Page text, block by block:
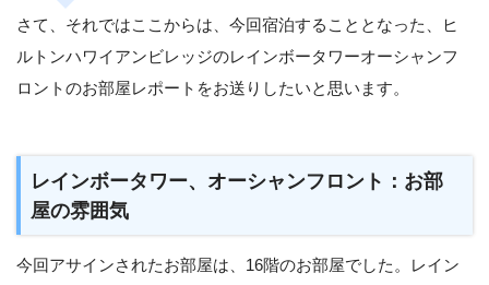
さて、それではここからは、今回宿泊することとなった、ヒ
ルトンハワイアンビレッジのレインボータワーオーシャンフ
ロントのお部屋レポートをお送りしたいと思います。
レインボータワー、オーシャンフロント：お部
屋の雰囲気
今回アサインされたお部屋は、16階のお部屋でした。レイン